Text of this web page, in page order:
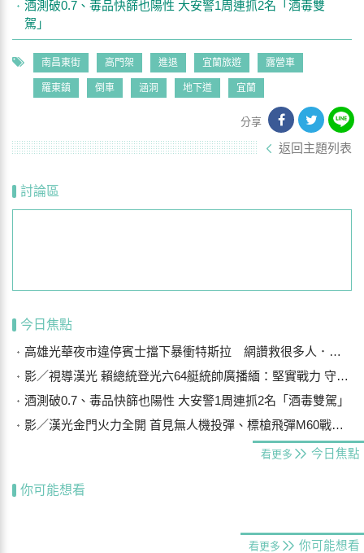
酒測破0.7、毒品快篩也陽性 大安警1周連抓2名「酒毒雙
駕」
南昌東街 高門架 進退 宜蘭旅遊 露營車
羅東鎮 倒車 涵洞 地下道 宜蘭
分享
返回主題列表
討論區
今日焦點
高雄光華夜市違停賓士擋下暴衝特斯拉 網讚救很多人．．車主曝光是他
影／視導漢光 賴總統登光六64艇統帥廣播緬：堅實戰力 守護主權
酒測破0.7、毒品快篩也陽性 大安警1周連抓2名「酒毒雙駕」
影／漢光金門火力全開 首見無人機投彈、標槍飛彈M60戰車阻敵
看更多 今日焦點
你可能想看
看更多 你可能想看